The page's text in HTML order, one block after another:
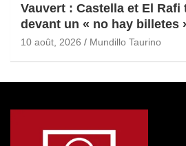
Vauvert : Castella et El
devant un « no hay billetes
10 août, 2026 Mundillo Taurino